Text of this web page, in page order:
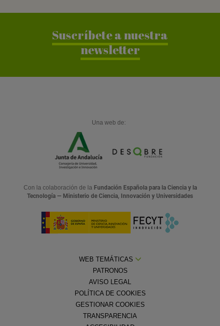
Suscríbete a nuestra
newsletter
Una web de:
Con la colaboración de la Fundación Española para la Ciencia y la
Tecnología — Ministerio de Ciencia, Innovación y Universidades
WEB TEMÁTICAS
PATRONOS
AVISO LEGAL
POLÍTICA DE COOKIES
GESTIONAR COOKIES
TRANSPARENCIA